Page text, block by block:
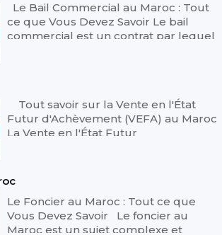
Le Bail Commercial au Maroc : Tout
ce que Vous Devez Savoir Le bail
commercial est un contrat par lequel
Tout savoir sur la Vente en l'État
Futur d'Achèvement (VEFA) au Maroc
La Vente en l'État Futur
Le Foncier au Maroc : Tout ce que
Vous Devez Savoir Le foncier au
Maroc est un sujet complexe et